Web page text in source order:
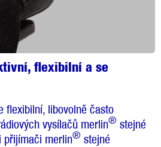
flexibilní a se
flexibilní, libovolně často
vysílačů merlin® stejné
přijímači merlin® stejné